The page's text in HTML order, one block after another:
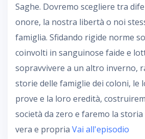
Saghe. Dovremo scegliere tra
onore, la nostra libertà o noi
famiglia. Sfidando rigide norme
coinvolti in sanguinose faide e
sopravvivere a un altro inverno,
storie delle famiglie dei coloni, le
prove e la loro eredità,
società da zero e faremo la
vera e propria Vai all'episodio